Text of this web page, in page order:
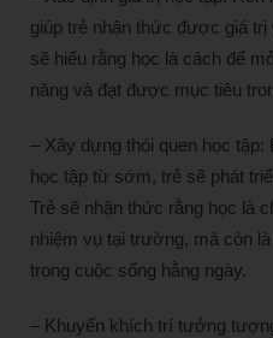
giúp trẻ nhận thức được giá
sẽ hiểu rằng học là cách để
năng và đạt được mục tiêu
– Xây dựng thói quen học
học tập từ sớm, trẻ sẽ phát
Trẻ sẽ nhận thức rằng học là
nhiệm vụ tại trường, mà còn
trong cuộc sống hằng ngày.
– Khuyến khích trí tưởng